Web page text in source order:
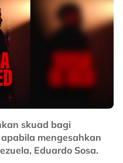
skuad bagi
mengesahkan
Eduardo Sosa.